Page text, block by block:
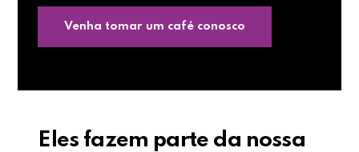
Venha tomar um café conosco
Eles fazem parte da nossa